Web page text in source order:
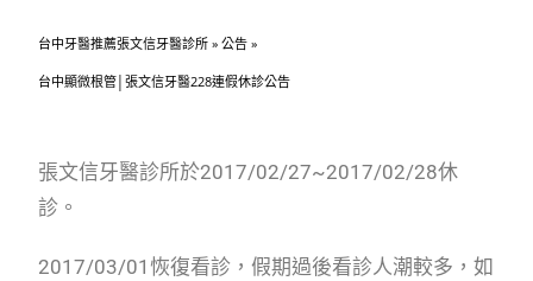
台中牙醫推薦張文信牙醫診所 » 公告 »
台中顯微根管│張文信牙醫228連假休診公告
張文信牙醫診所於2017/02/27~2017/02/28休
診。
2017/03/01恢復看診，假期過後看診人潮較多，如